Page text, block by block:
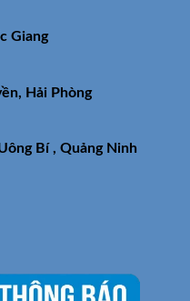
Giang
Hải Phòng
Bí , Quảng Ninh